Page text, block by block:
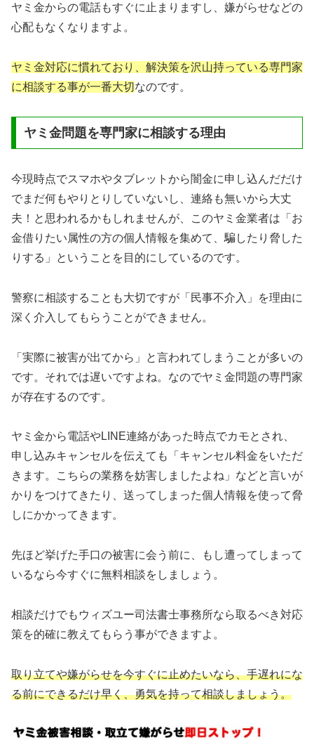
ヤミ金からの電話もすぐに止まりますし、嫌がらせなどの
心配もなくなりますよ。
ヤミ金対応に慣れており、解決策を沢山持っている専門家
に相談する事が一番大切なのです。
ヤミ金問題を専門家に相談する理由
今現時点でスマホやタブレットから闇金に申し込んだだけ
でまだ何もやりとりしていないし、連絡も無いから大丈
夫！と思われるかもしれませんが、このヤミ金業者は「お
金借りたい属性の方の個人情報を集めて、騙したり脅した
りする」ということを目的にしているのです。
警察に相談することも大切ですが「民事不介入」を理由に
深く介入してもらうことができません。
「実際に被害が出てから」と言われてしまうことが多いの
です。それでは遅いですよね。なのでヤミ金問題の専門家
が存在するのです。
ヤミ金から電話やLINE連絡があった時点でカモとされ、
申し込みキャンセルを伝えても「キャンセル料金をいただ
きます。こちらの業務を妨害しましたよね」などと言いが
かりをつけてきたり、送ってしまった個人情報を使って脅
しにかかってきます。
先ほど挙げた手口の被害に会う前に、もし遭ってしまって
いるなら今すぐに無料相談をしましょう。
相談だけでもウィズユー司法書士事務所なら取るべき対応
策を的確に教えてもらう事ができますよ。
取り立てや嫌がらせを今すぐに止めたいなら、手遅れにな
る前にできるだけ早く、勇気を持って相談しましょう。